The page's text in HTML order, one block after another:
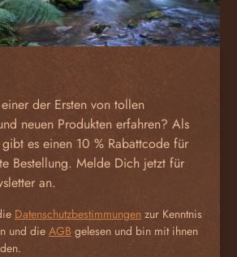
der Ersten von tollen
neuen Produkten erfahren? Als
es einen 10 % Rabattcode für
Bestellung. Melde Dich jetzt für
an.
Datenschutzbestimmungen zur Kenntnis
und die AGB gelesen und bin mit ihnen